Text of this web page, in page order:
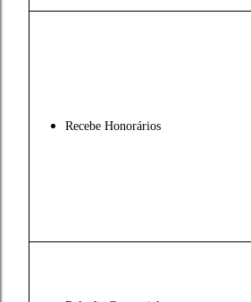
Recebe Honorários